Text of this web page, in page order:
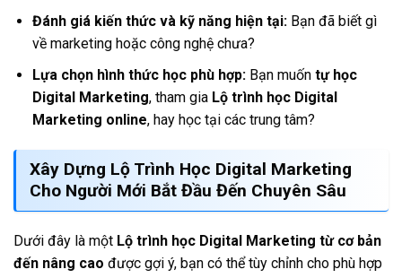
Đánh giá kiến thức và kỹ năng hiện tại:Bạn đã biết gì
về marketing hoặc công nghệ chưa?
Lựa chọn hình thức học phù hợp:Bạn muốn tự học
Digital Marketing, tham gia Lộ trình học Digital
Marketing online, hay học tại các trung tâm?
Xây Dựng Lộ Trình Học Digital Marketing
Cho Người Mới Bắt Đầu Đến Chuyên Sâu
Dưới đây là một Lộ trình học Digital Marketing từ cơ bản
đến nâng cao được gợi ý, bạn có thể tùy chỉnh cho phù hợp